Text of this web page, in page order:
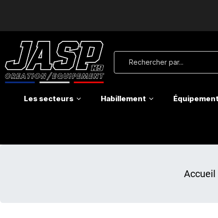
Les secteurs Habillement
Accueil